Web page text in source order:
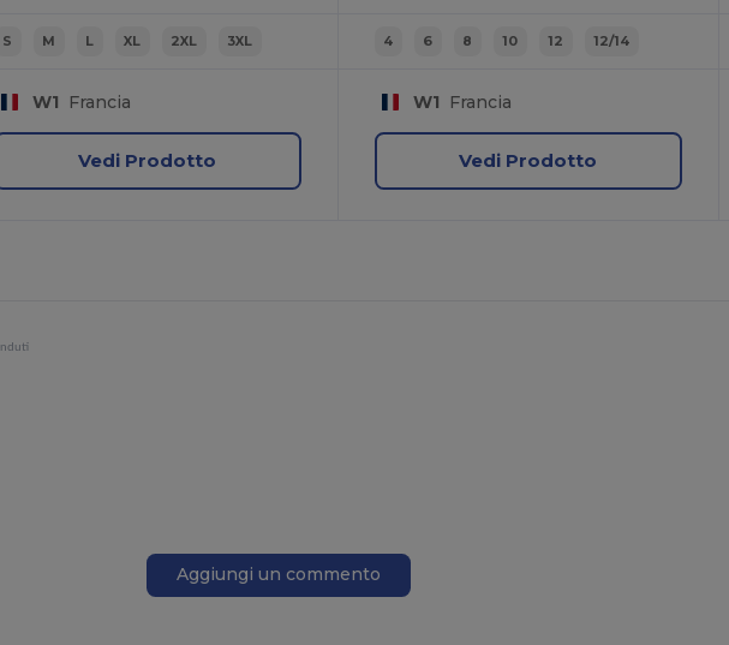
S M L XL 2XL 3XL
W1 Francia
Vedi Prodotto
4 6 8 10 12 12/14
W1 Francia
Vedi Prodotto
Aggiungi un commento